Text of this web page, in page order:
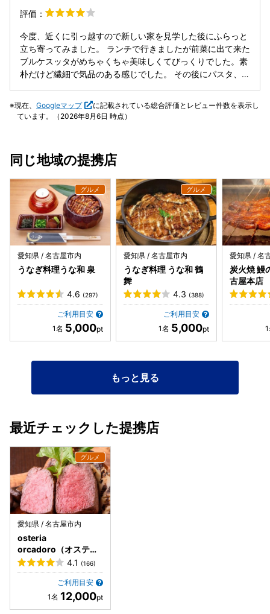
内は明るくゆったりした印象です。 周りにコインパーキング
も多数あり、止められない時は西区役所の駐車場利用となり
ますね。 夜は訪問していないですが、高いクオリティが期待
できそうですね！
評価：
今度、近くに引っ越すので新しい家を見学した後にふらっと
立ち寄ってみました。 ランチで行きましたが前菜に出て来た
ブルケスッタがめちゃくちゃ美味しくてびっくりでした。素
朴だけど繊細で気品のある感じでした。 その後にパスタ、メ
味しかったです。 サービスもシンプルだけど痒いところに手
が届くと言う感じで、帰る時には心地よい気持ちになれるお
現在、 Googleマップ
に記載されている総合評価とレビュー件数を表示し
ています。（2026年8月6日 時点）
同じ地域の提携店
愛知県 / 名古屋市内
うなぎ料理うな和 泉
4.6 (297)
ご利用目安
5,000
愛知県 / 名古屋市内
うなぎ料理 うな和 鶴
舞
4.3 (388)
ご利用目安
5,000
愛知県 / 名
炭火焼 鰻
古屋本店
もっと見る
最近チェックした提携店
愛知県 / 名古屋市内
osteria
orcadoro（オステリ
アオルカドーロ）
4.1 (166)
ご利用目安
12,000